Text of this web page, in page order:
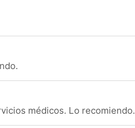
médicos. Lo recomiendo.